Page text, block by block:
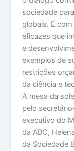
sociedade
globais. E
eficazes que
e
exemplos de
restrições
da ciência e
A mesa da
pelo
executivo do
da ABC,
da Sociedade